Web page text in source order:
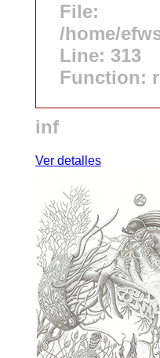
File:
/home/
Line: 313
Function:
inf
Ver detalles